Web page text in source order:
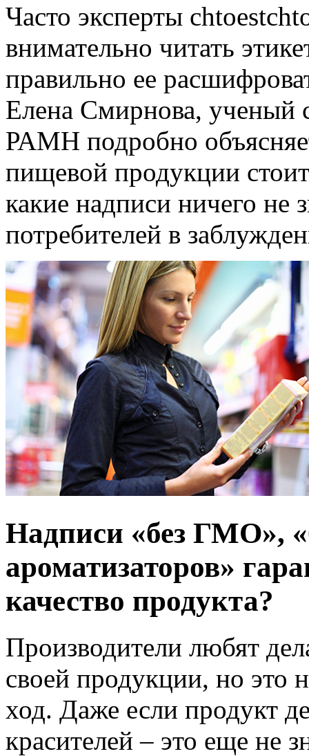
Часто эксперты
внимательно читать
правильно ее
Елена Смирнова, ученый
РАМН подробно
пищевой продукции
какие надписи ничего не
потребителей в
Надписи «без ГМО»,
ароматизаторов»
качество продукта?
Производители любят
своей продукции, но это
ход. Даже если продукт
красителей – это еще не